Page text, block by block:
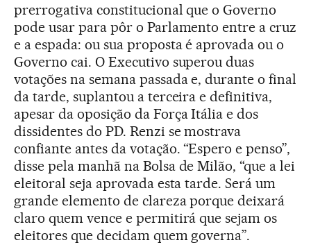
prerrogativa constitucional que o Governo
pode usar para pôr o Parlamento entre a cruz
e a espada: ou sua proposta é aprovada ou o
Governo cai. O Executivo superou duas
votações na semana passada e, durante o final
da tarde, suplantou a terceira e definitiva,
apesar da oposição da Força Itália e dos
dissidentes do PD. Renzi se mostrava
confiante antes da votação. “Espero e penso”,
disse pela manhã na Bolsa de Milão, “que a lei
eleitoral seja aprovada esta tarde. Será um
grande elemento de clareza porque deixará
claro quem vence e permitirá que sejam os
eleitores que decidam quem governa”.